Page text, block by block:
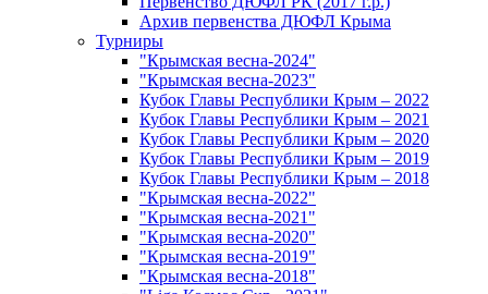
Архив первенства ДЮФЛ Крыма
Турниры
"Крымская весна-2024"
"Крымская весна-2023"
Кубок Главы Республики Крым – 2022
Кубок Главы Республики Крым – 2021
Кубок Главы Республики Крым – 2020
Кубок Главы Республики Крым – 2019
Кубок Главы Республики Крым – 2018
"Крымская весна-2022"
"Крымская весна-2021"
"Крымская весна-2020"
"Крымская весна-2019"
"Крымская весна-2018"